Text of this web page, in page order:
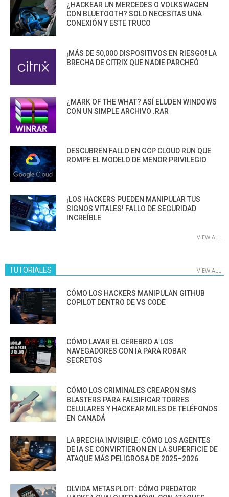
¿HACKEAR UN MERCEDES O VOLKSWAGEN
CON BLUETOOTH? SOLO NECESITAS UNA
CONEXIÓN Y ESTE TRUCO
¡MÁS DE 50,000 DISPOSITIVOS EN RIESGO! LA
BRECHA DE CITRIX QUE NADIE PARCHEÓ
¿MARK OF THE WHAT? ASÍ ELUDEN WINDOWS
CON UN SIMPLE ARCHIVO .RAR
DESCUBREN FALLO EN GCP CLOUD RUN QUE
ROMPE EL MODELO DE MENOR PRIVILEGIO
¡LOS HACKERS PUEDEN MANIPULAR TUS
SIGNOS VITALES! FALLO DE SEGURIDAD
INCREÍBLE
VIEW ALL
TUTORIALES VIEW ALL
CÓMO LOS HACKERS MANIPULAN GITHUB
COPILOT DENTRO DE VS CODE
CÓMO LAVAR EL CEREBRO A LOS
NAVEGADORES CON IA PARA ROBAR
SECRETOS
CÓMO LOS CRIMINALES CREARON SMS
BLASTERS PARA FALSIFICAR TORRES
CELULARES Y HACKEAR MILES DE TELÉFONOS
EN CANADÁ
LA BRECHA INVISIBLE: CÓMO LOS AGENTES
DE IA SE CONVIRTIERON EN LA SUPERFICIE DE
ATAQUE MÁS PELIGROSA DE 2025–2026
OLVIDA METASPLOIT: CÓMO PREDATOR